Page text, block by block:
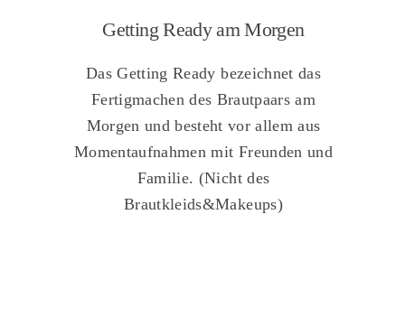
Getting Ready am Morgen
Das Getting Ready bezeichnet das
Fertigmachen des Brautpaars am
Morgen und besteht vor allem aus
Momentaufnahmen mit Freunden und
Familie. (Nicht des
Brautkleids&Makeups)